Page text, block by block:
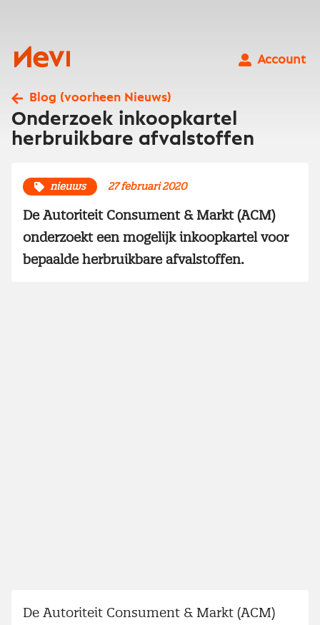
Nevi
Account
Blog (voorheen Nieuws)
Onderzoek inkoopkartel
herbruikbare afvalstoffen
nieuws 27 februari 2020
De Autoriteit Consument & Markt (ACM)
onderzoekt een mogelijk inkoopkartel voor
bepaalde herbruikbare afvalstoffen.
De Autoriteit Consument & Markt (ACM)